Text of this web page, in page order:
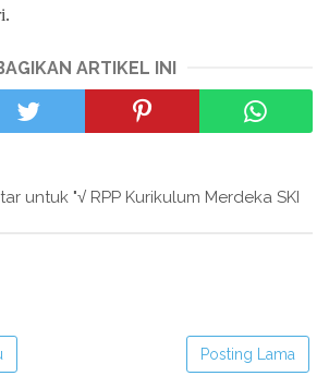
ARTIKEL INI
untuk "√ RPP Kurikulum Merdeka SKI
Posting Lama